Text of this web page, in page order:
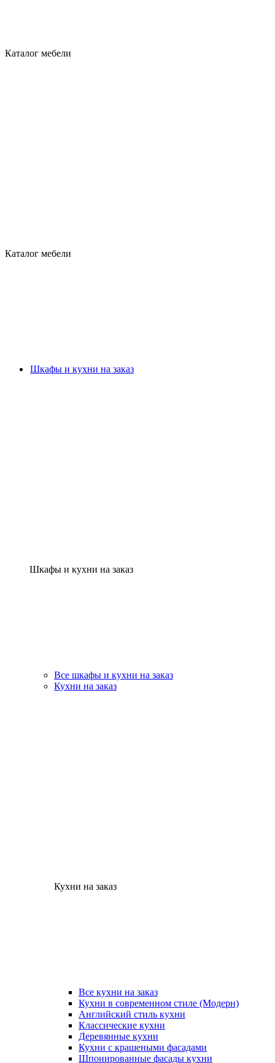
Каталог мебели
Каталог мебели
Шкафы и кухни на заказ
Шкафы и кухни на заказ
Все шкафы и кухни на заказ
Кухни на заказ
Кухни на заказ
Все кухни на заказ
Кухни в современном стиле (Модерн)
Английский стиль кухни
Классические кухни
Деревянные кухни
Кухни с крашеными фасадами
Шпонированные фасады кухни